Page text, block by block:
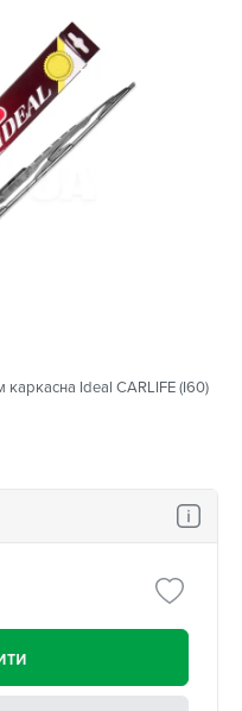
каркасна Ideal CARLIFE (I60)